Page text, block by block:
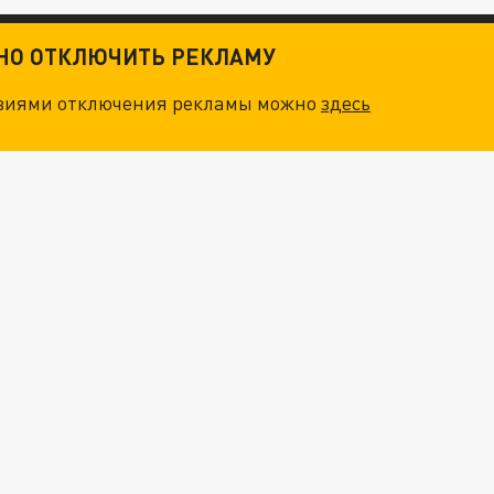
ОТКЛЮЧИТЬ РЕКЛАМУ
отключения рекламы можноздесь